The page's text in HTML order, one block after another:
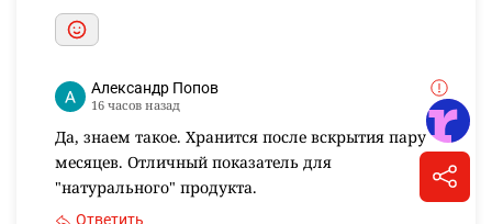
Александр Попов
16 часов назад
Да, знаем такое. Хранится после вскрытия пару
месяцев. Отличный показатель для
"натурального" продукта.
Ответить